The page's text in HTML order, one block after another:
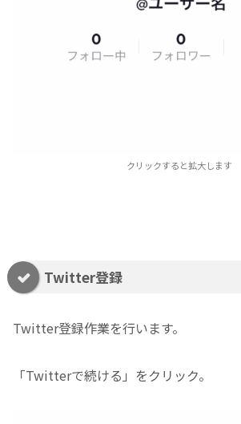
クリックすると拡大します
Twitter登録
Twitter登録作業を行います。
「Twitterで続ける」をクリック。